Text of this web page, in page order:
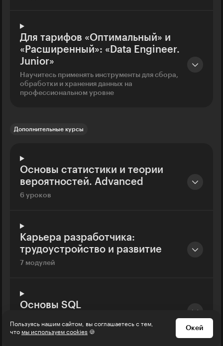
Для тарифов «Оптимальный» и
«Расширенный»: «Data Engineer.
Junior»
Научитесь применять инструменты для сбора,
обработки и хранения данных на
профессиональном уровне
Дополнительные курсы
Основы статистики и теории
вероятностей. Advanced
6 уроков
Карьера разработчика:
трудоустройство и развитие
7 модулей
Основы SQL
Пользуясь нашим сайтом, вы соглашаетесь с тем,
что мы используем cookies 🍪
Окей